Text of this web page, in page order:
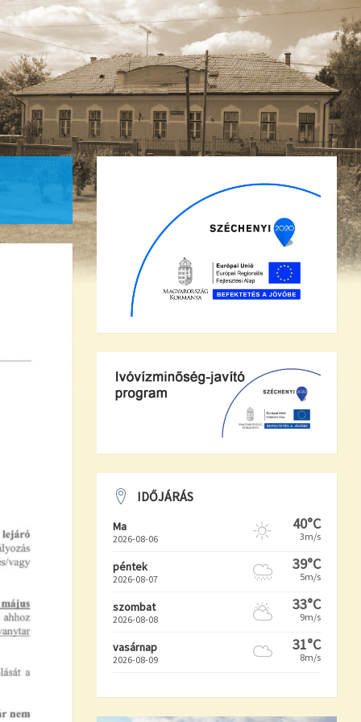
IDŐJÁRÁS
Ma
2026-08-06
40°C
3m/s
péntek
2026-08-07
39°C
5m/s
szombat
2026-08-08
33°C
9m/s
vasárnap
2026-08-09
31°C
8m/s